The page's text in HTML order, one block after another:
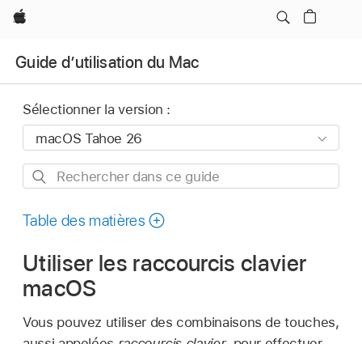
Apple
Guide d’utilisation du Mac
Sélectionner la version :
Rechercher
ce
Table des matières
Utiliser les raccourcis clavier
macOS
Vous pouvez utiliser des combinaisons de touches,